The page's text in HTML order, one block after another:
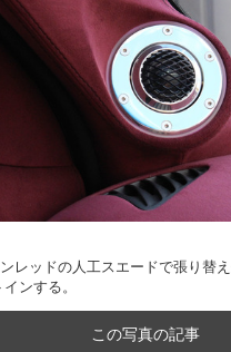
レッドの人工スエードで張り替
ンする。
この写真の記事